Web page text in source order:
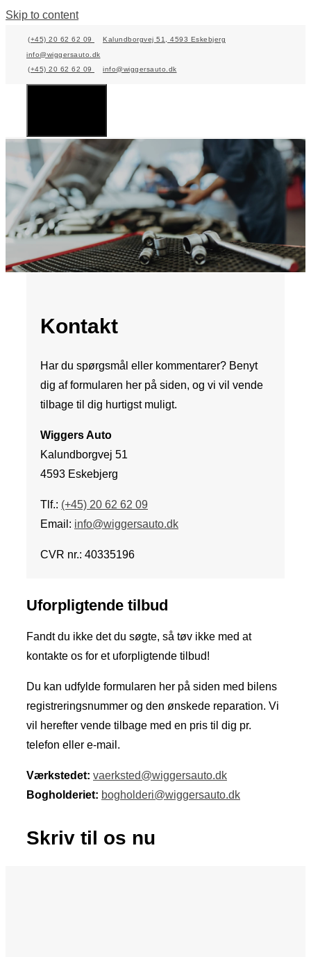
Skip to content
(+45) 20 62 62 09
Kalundborgvej 51, 4593 Eskebjerg
info@wiggersauto.dk
(+45) 20 62 62 09
info@wiggersauto.dk
Kontakt
Har du spørgsmål eller kommentarer? Benyt
dig af formularen her på siden, og vi vil vende
tilbage til dig hurtigst muligt.
Wiggers Auto
Kalundborgvej 51
4593 Eskebjerg
Tlf.: (+45) 20 62 62 09
Email: info@wiggersauto.dk
CVR nr.: 40335196
Uforpligtende tilbud
Fandt du ikke det du søgte, så tøv ikke med at
kontakte os for et uforpligtende tilbud!
Du kan udfylde formularen her på siden med bilens
registreringsnummer og den ønskede reparation. Vi
vil herefter vende tilbage med en pris til dig pr.
telefon eller e-mail.
Værkstedet: vaerksted@wiggersauto.dk
Bogholderiet: bogholderi@wiggersauto.dk
Skriv til os nu